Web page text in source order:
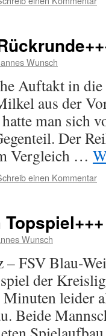
Wunsch
Auftakt in
aus der
man sich
Der
Vergleich …
einen Kommentar
Wunsch
FSV Blau-
der
leider
Beide